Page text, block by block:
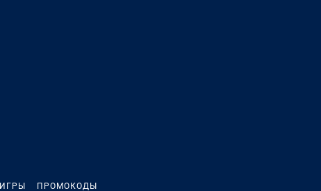
ИГРЫ ПРОМОКОДЫ